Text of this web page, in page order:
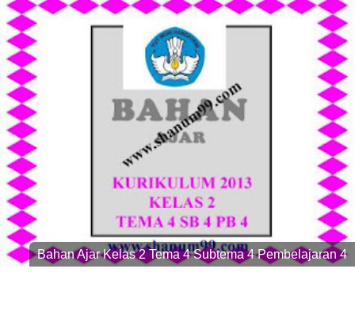
Bahan Ajar Kelas 2 Tema 4 Subtema 4 Pembelajaran 4